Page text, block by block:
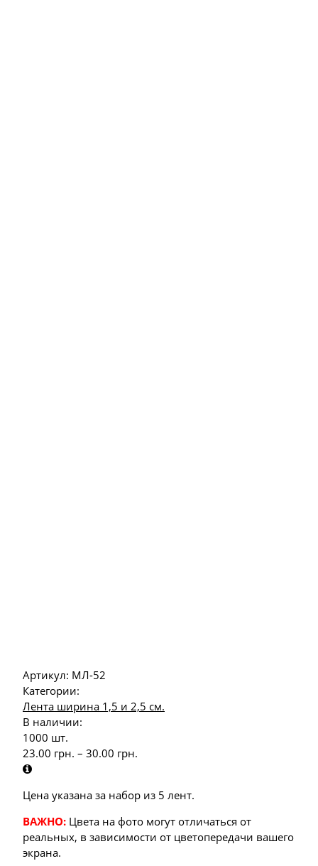
Артикул: МЛ-52
Категории:
Лента ширина 1,5 и 2,5 см.
В наличии:
1000 шт.
23.00 грн. – 30.00 грн.
Цена указана за набор из 5 лент.
ВАЖНО: Цвета на фото могут отличаться от
реальных, в зависимости от цветопередачи вашего
экрана.